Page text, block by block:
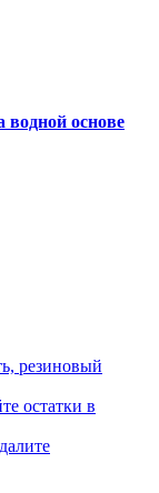
основе
резиновый
остатки в